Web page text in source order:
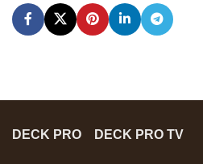
DECK PRO DECK PRO TV